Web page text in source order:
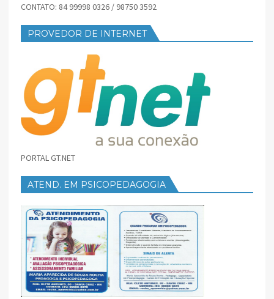
CONTATO: 84 99998 0326 / 98750 3592
PROVEDOR DE INTERNET
PORTAL GT.NET
ATEND. EM PSICOPEDAGOGIA